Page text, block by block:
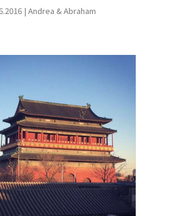
| Andrea & Abraham